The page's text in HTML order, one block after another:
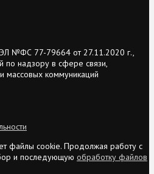
№ФС 77-79664 от 27.11.2020 г.,
надзору в сфере связи,
массовых коммуникаций
файлы cookie. Продолжая работу с
и последующую обработку файлов